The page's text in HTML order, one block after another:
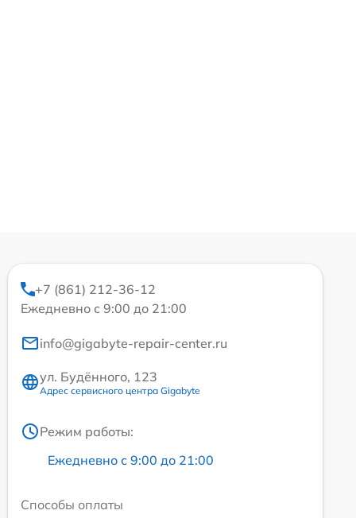
+7 (861) 212-36-12
Ежедневно с 9:00 до 21:00
info@gigabyte-repair-center.ru
ул. Будённого, 123
Адрес сервисного центра Gigabyte
Режим работы:
Ежедневно с 9:00 до 21:00
Способы оплаты